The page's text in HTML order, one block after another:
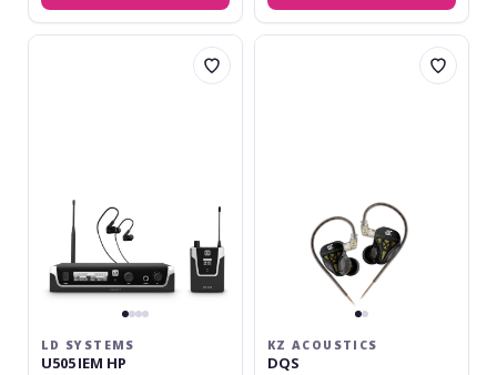
LD
LD SYSTEMS
U505 IEM HP
KZ
KZ ACOUSTICS
DQS